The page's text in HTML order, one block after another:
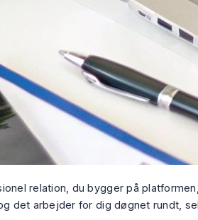
relation, du bygger på platformen,
det arbejder for dig døgnet rundt,